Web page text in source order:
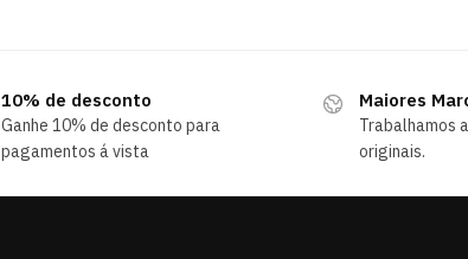
10% de desconto
Ganhe 10% de desconto para
pagamentos á vista
Maiores
Trabalhamos
originais.